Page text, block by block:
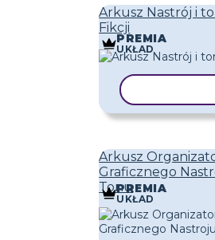
Arkusz Nastrój i
Fikcji
PREMIA
UKŁAD
Arkusz
Graficznego
TonuPREMIA
UKŁAD